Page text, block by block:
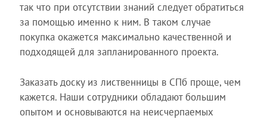
так что при отсутствии знаний следует обратиться
за помощью именно к ним. В таком случае
покупка окажется максимально качественной и
подходящей для запланированного проекта.
Заказать доску из лиственницы в СПб проще, чем
кажется. Наши сотрудники обладают большим
опытом и основываются на неисчерпаемых